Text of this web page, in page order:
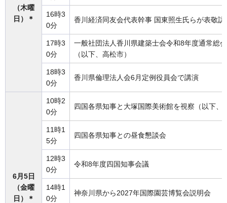
（木曜
日）＊
16時3
0分
香川経済同友会代表幹事 国東照生氏らが表敬訪
17時3
0分
一般社団法人香川県建築士会令和8年度通常総
（以下、高松市）
18時3
0分
香川県倫理法人会6月定例役員会で講演
6月5日
（金曜
日）＊
10時2
0分
四国各県知事と大塚国際美術館を視察（以下、
11時1
5分
四国各県知事との昼食懇談会
12時3
0分
令和8年度四国知事会議
14時1
0分
神奈川県から2027年国際園芸博覧会説明会